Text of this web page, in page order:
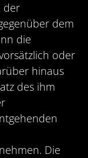
der
dem
die
oder
hinaus
des ihm
Die